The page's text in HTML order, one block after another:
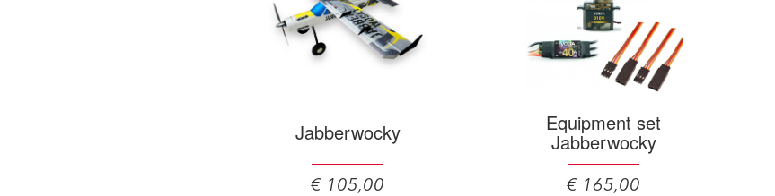
Jabberwocky
€ 105,00
Equipment set
Jabberwocky
€ 165,00